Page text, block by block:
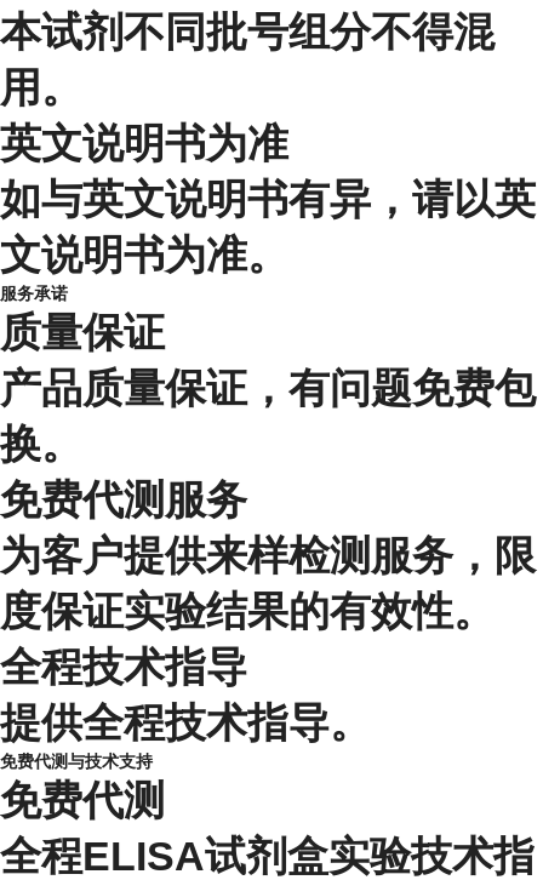
本试剂不同批号组分不得混
用。
英文说明书为准
如与英文说明书有异，请以英
文说明书为准。
服务承诺
质量保证
产品质量保证，有问题免费包
换。
免费代测服务
为客户提供来样检测服务，限
度保证实验结果的有效性。
全程技术指导
提供全程技术指导。
免费代测与技术支持
免费代测
全程ELISA试剂盒实验技术指